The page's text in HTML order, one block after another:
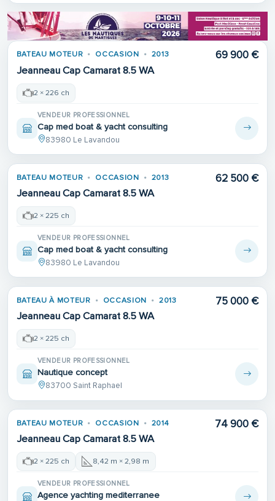
BATEAU MOTEUR OCCASION 2013
Jeanneau Cap Camarat 8.5 WA
69 900 €
2 × 226 ch
VENDEUR PROFESSIONNEL
Cap med boat & yacht consulting
83980 Le Lavandou
BATEAU MOTEUR OCCASION 2013
Jeanneau Cap Camarat 8.5 WA
62 500 €
2 × 225 ch
VENDEUR PROFESSIONNEL
Cap med boat & yacht consulting
83980 Le Lavandou
BATEAU À MOTEUR OCCASION 2013
Jeanneau Cap Camarat 8.5 WA
75 000 €
2 × 225 ch
VENDEUR PROFESSIONNEL
Nautique concept
83700 Saint Raphael
BATEAU MOTEUR OCCASION 2014
Jeanneau Cap Camarat 8.5 WA
74 900 €
2 × 225 ch 8,42 m × 2,98 m
VENDEUR PROFESSIONNEL
Agence yachting mediterranee